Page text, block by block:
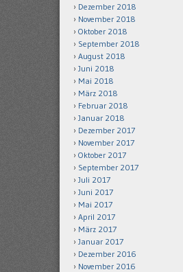
Dezember 2018
November 2018
Oktober 2018
September 2018
August 2018
Juni 2018
Mai 2018
März 2018
Februar 2018
Januar 2018
Dezember 2017
November 2017
Oktober 2017
September 2017
Juli 2017
Juni 2017
Mai 2017
April 2017
März 2017
Januar 2017
Dezember 2016
November 2016